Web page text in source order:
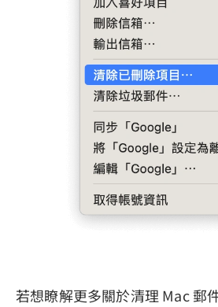
若想瞭解更多關於清理 Mac 郵